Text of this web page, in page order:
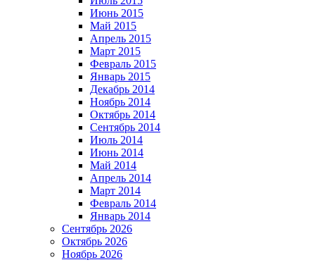
Июнь 2015
Май 2015
Апрель 2015
Март 2015
Февраль 2015
Январь 2015
Декабрь 2014
Ноябрь 2014
Октябрь 2014
Сентябрь 2014
Июль 2014
Июнь 2014
Май 2014
Апрель 2014
Март 2014
Февраль 2014
Январь 2014
Сентябрь 2026
Октябрь 2026
Ноябрь 2026